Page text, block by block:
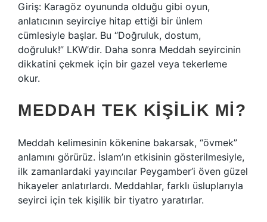
Giriş: Karagöz oyununda olduğu gibi oyun,
anlatıcının seyirciye hitap ettiği bir ünlem
cümlesiyle başlar. Bu “Doğruluk, dostum,
doğruluk!” LKW’dir. Daha sonra Meddah seyircinin
dikkatini çekmek için bir gazel veya tekerleme
okur.
MEDDAH TEK KIŞILIK MI?
Meddah kelimesinin kökenine bakarsak, “övmek”
anlamını görürüz. İslam’ın etkisinin gösterilmesiyle,
ilk zamanlardaki yayıncılar Peygamber’i öven güzel
hikayeler anlatırlardı. Meddahlar, farklı üsluplarıyla
seyirci için tek kişilik bir tiyatro yaratırlar.